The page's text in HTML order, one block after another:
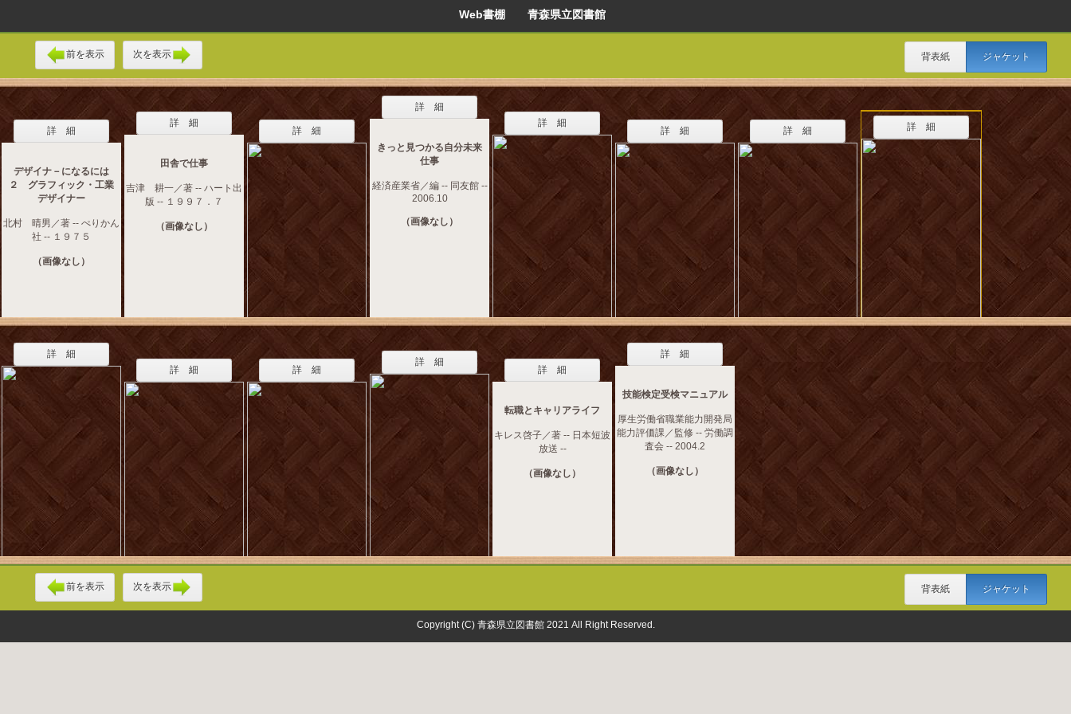
Web書棚 青森県立図書館
前を表示 次を表示 背表紙 ジャケット
詳 細
デザイナ－になるには
２ グラフィック・工業
デザイナー
北村 晴男／著 -- ぺりかん
社 -- １９７５
（画像なし）
詳 細
田舎で仕事
吉津 耕一／著 -- ハート出
版 -- １９９７．７
（画像なし）
詳 細
詳 細
きっと見つかる自分未来
仕事
経済産業省／編 -- 同友館 --
2006.10
（画像なし）
詳 細
詳 細 詳 細 詳 細
詳 細
詳 細
詳 細
詳 細
詳 細
転職とキャリアライフ
キレス啓子／著 -- 日本短波
放送 --
（画像なし）
詳 細
技能検定受検マニュアル
厚生労働省職業能力開発局
能力評価課／監修 -- 労働調
査会 -- 2004.2
（画像なし）
前を表示 次を表示 背表紙 ジャケット
Copyright (C) 青森県立図書館 2021 All Right Reserved.